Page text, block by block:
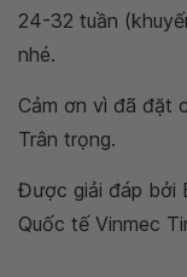
24-32 tuần
nhé.
Cảm ơn vì đã đặt
Trân trọng.
Được giải đáp bởi
Quốc tế Vinmec